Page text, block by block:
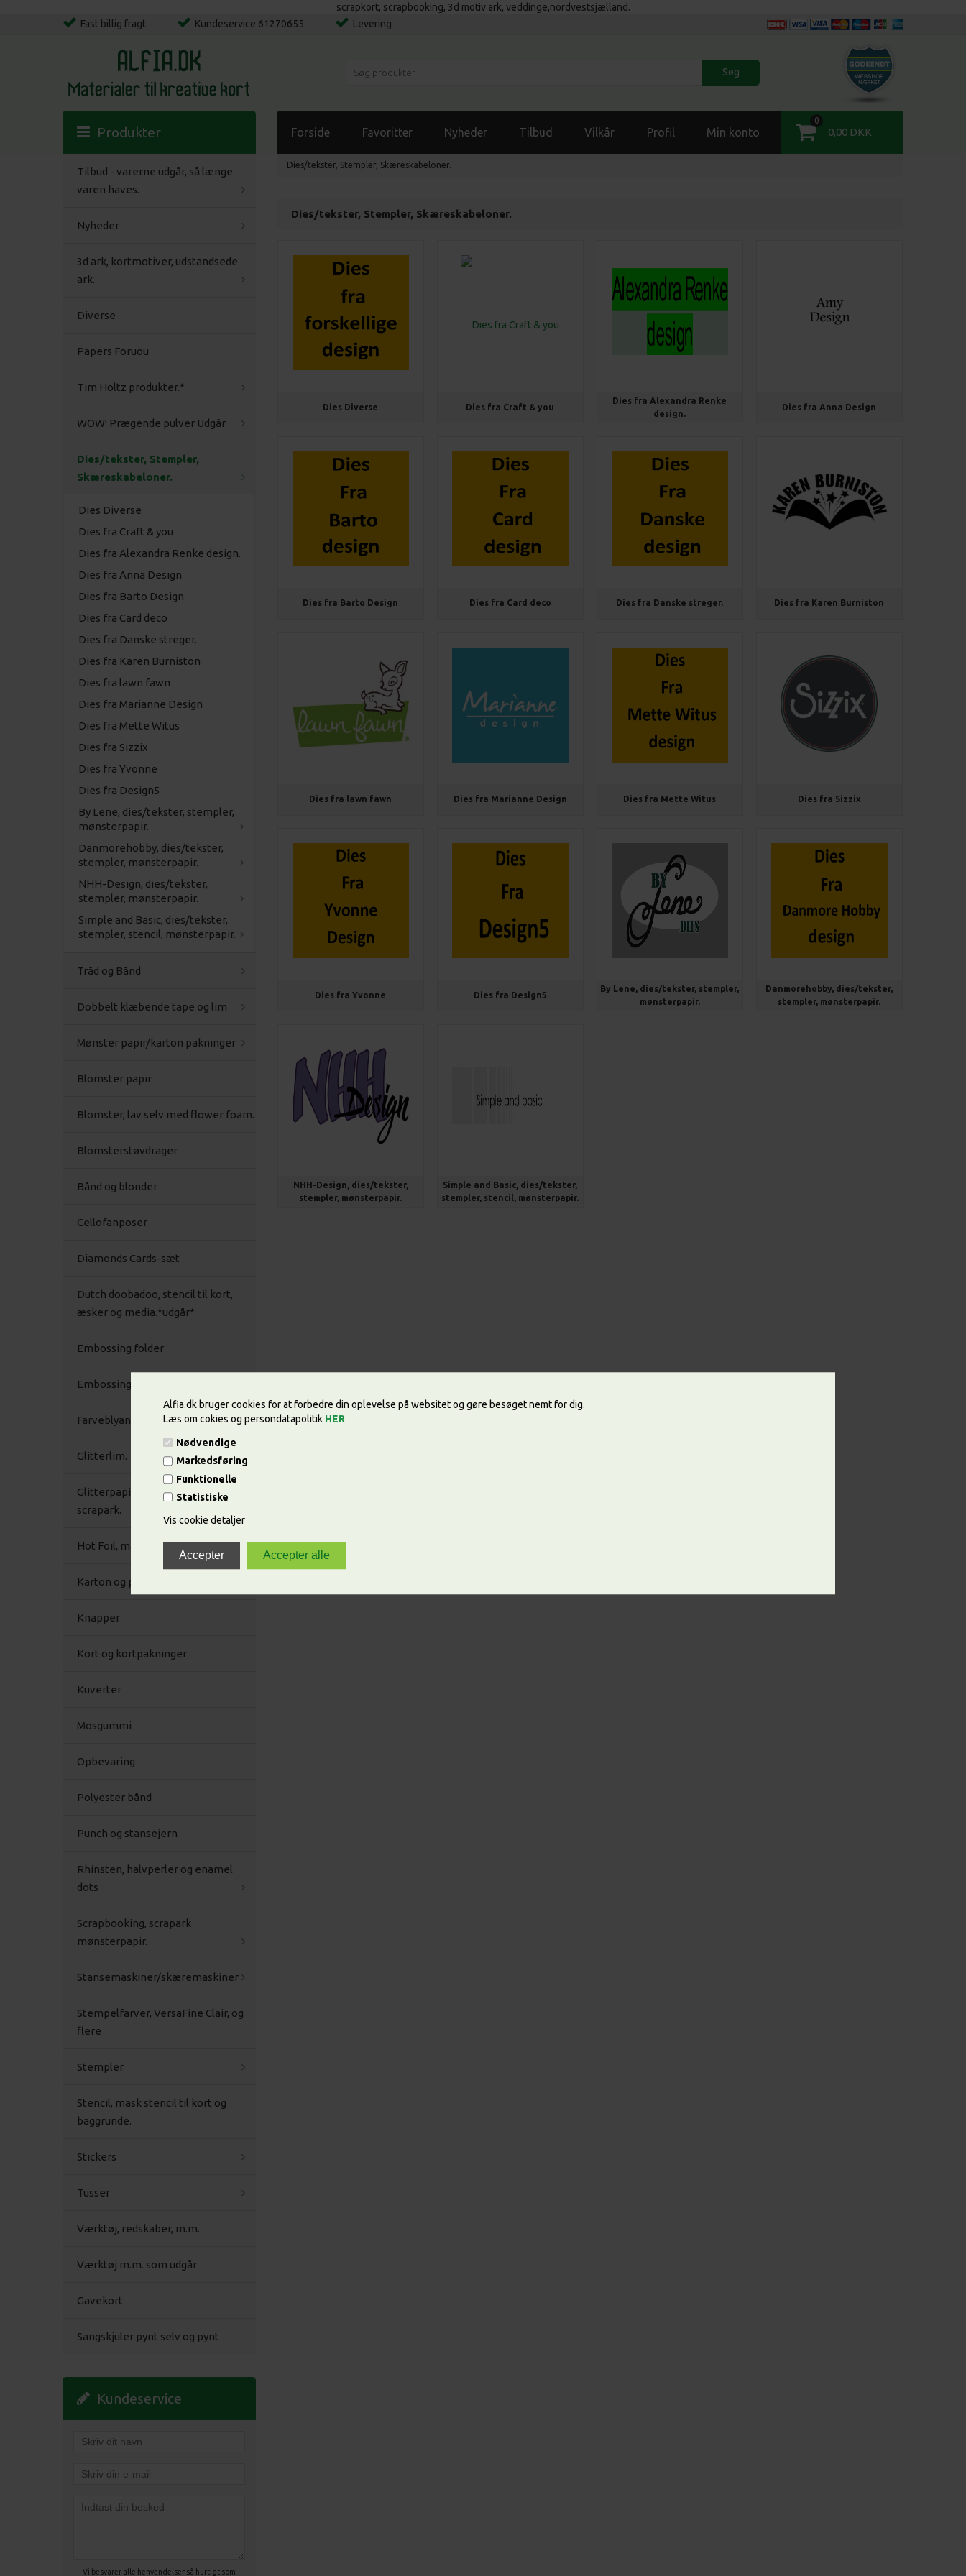
scrapkort, scrapbooking, 3d motiv ark, veddinge,nordvestsjælland.
Alfia.dk bruger cookies for at forbedre din oplevelse på websitet og gøre besøget nemt for dig.
Læs om cokies og persondatapolitik HER
Nødvendige
Markedsføring
Funktionelle
Statistiske
Vis cookie detaljer
Fast billig fragt Kundeservice 61270655 Levering
0,00 DKK
0
Søg
Produkter
Tilbud - varerne udgår, så længe
varen haves.
Nyheder
3d ark, kortmotiver, udstandsede
ark.
Diverse
Papers Foruou
Tim Holtz produkter.*
WOW! Prægende pulver Udgår
Dies/tekster, Stempler,
Skæreskabeloner.
Dies Diverse
Dies fra Craft & you
Dies fra Alexandra Renke design.
Dies fra Anna Design
Dies fra Barto Design
Dies fra Card deco
Dies fra Danske streger.
Dies fra Karen Burniston
Dies fra lawn fawn
Dies fra Marianne Design
Dies fra Mette Witus
Dies fra Sizzix
Dies fra Yvonne
Dies fra Design5
By Lene, dies/tekster, stempler,
mønsterpapir.
Danmorehobby, dies/tekster,
stempler, mønsterpapir.
NHH-Design, dies/tekster,
stempler, mønsterpapir.
Simple and Basic, dies/tekster,
stempler, stencil, mønsterpapir.
Tråd og Bånd
Dobbelt klæbende tape og lim
Mønster papir/karton pakninger
Blomster papir
Blomster, lav selv med flower foam.
Blomsterstøvdrager
Bånd og blonder
Cellofanposer
Diamonds Cards-sæt
Dutch doobadoo, stencil til kort,
æsker og media.*udgår*
Embossing folder
Embossing pulver.*
Farveblyanter,
Glitterlim.
Glitterpapir/karton selvklæbende
scrapark.
Hot Foil, maskiner og tilbehør. Udgår
Karton og papir
Knapper
Kort og kortpakninger
Kuverter
Mosgummi
Opbevaring
Polyester bånd
Punch og stansejern
Rhinsten, halvperler og enamel
dots
Scrapbooking, scrapark
mønsterpapir.
Stansemaskiner/skæremaskiner
Stempelfarver, VersaFine Clair, og
flere
Stempler.
Stencil, mask stencil til kort og
baggrunde.
Stickers
Tusser
Værktøj, redskaber, m.m.
Værktøj m.m. som udgår
Gavekort
Sangskjuler pynt selv og pynt
Kundeservice
Vi besvarer alle henvendelser så hurtigt som
Forside Favoritter Nyheder Tilbud Vilkår Profil Min konto
Dies/tekster, Stempler, Skæreskabeloner.
Dies/tekster, Stempler, Skæreskabeloner.
Dies Diverse Dies fra Craft & you
Dies fra Alexandra Renke
design.
Dies fra Anna Design
Dies fra Barto Design Dies fra Card deco Dies fra Danske streger. Dies fra Karen Burniston
Dies fra lawn fawn Dies fra Marianne Design Dies fra Mette Witus Dies fra Sizzix
Dies fra Yvonne Dies fra Design5
By Lene, dies/tekster, stempler,
mønsterpapir.
Danmorehobby, dies/tekster,
stempler, mønsterpapir.
NHH-Design, dies/tekster,
stempler, mønsterpapir.
Simple and Basic, dies/tekster,
stempler, stencil, mønsterpapir.